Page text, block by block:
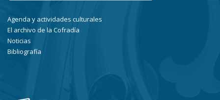
Agenda y actividades culturales
El archivo de la Cofradía
Noticias
Bibliografía